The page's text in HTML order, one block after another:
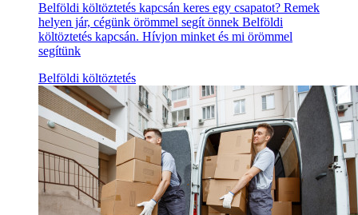
Belföldi költöztetés kapcsán keres egy csapatot? Remek
helyen jár, cégünk örömmel segít önnek Belföldi
költöztetés kapcsán. Hívjon minket és mi örömmel
segítünk
Belföldi költöztetés